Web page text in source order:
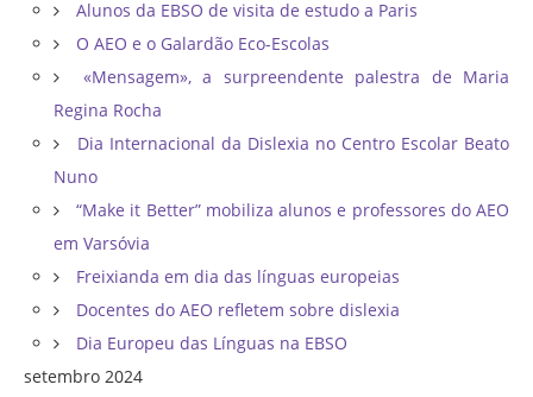
Alunos da EBSO de visita de estudo a Paris
O AEO e o Galardão Eco-Escolas
«Mensagem», a surpreendente palestra de Maria
Regina Rocha
Dia Internacional da Dislexia no Centro Escolar Beato
Nuno
“Make it Better” mobiliza alunos e professores do AEO
em Varsóvia
Freixianda em dia das línguas europeias
Docentes do AEO refletem sobre dislexia
Dia Europeu das Línguas na EBSO
setembro 2024